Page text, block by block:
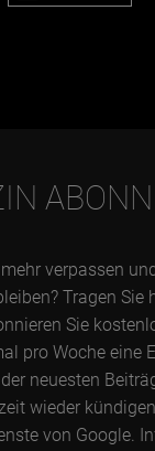
verpassen
Tragen Sie
Sie
pro Woche eine
neuesten
wieder
von Google.